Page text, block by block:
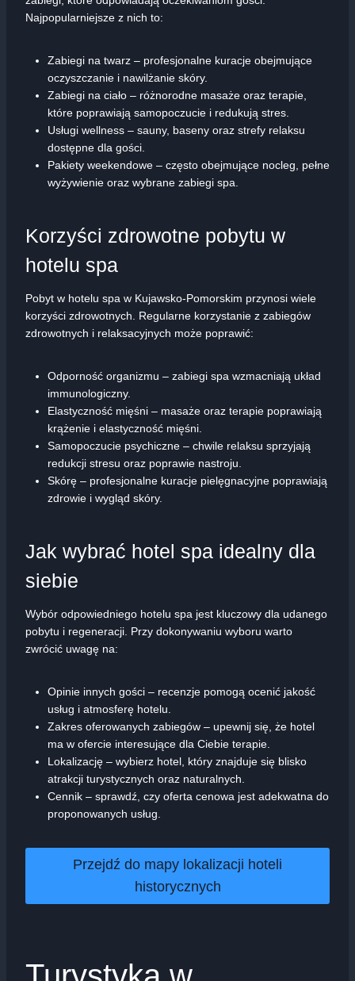
Najpopularniejsze z nich to:
Zabiegi na twarz – profesjonalne kuracje obejmujące
oczyszczanie i nawilżanie skóry.
Zabiegi na ciało – różnorodne masaże oraz terapie,
które poprawiają samopoczucie i redukują stres.
Usługi wellness – sauny, baseny oraz strefy relaksu
dostępne dla gości.
Pakiety weekendowe – często obejmujące nocleg, pełne
wyżywienie oraz wybrane zabiegi spa.
Korzyści zdrowotne pobytu w
hotelu spa
Pobyt w hotelu spa w Kujawsko-Pomorskim przynosi wiele
korzyści zdrowotnych. Regularne korzystanie z zabiegów
zdrowotnych i relaksacyjnych może poprawić:
Odporność organizmu – zabiegi spa wzmacniają układ
immunologiczny.
Elastyczność mięśni – masaże oraz terapie poprawiają
krążenie i elastyczność mięśni.
Samopoczucie psychiczne – chwile relaksu sprzyjają
redukcji stresu oraz poprawie nastroju.
Skórę – profesjonalne kuracje pielęgnacyjne poprawiają
zdrowie i wygląd skóry.
Jak wybrać hotel spa idealny dla
siebie
Wybór odpowiedniego hotelu spa jest kluczowy dla udanego
pobytu i regeneracji. Przy dokonywaniu wyboru warto
zwrócić uwagę na:
Opinie innych gości – recenzje pomogą ocenić jakość
usług i atmosferę hotelu.
Zakres oferowanych zabiegów – upewnij się, że hotel
ma w ofercie interesujące dla Ciebie terapie.
Lokalizację – wybierz hotel, który znajduje się blisko
atrakcji turystycznych oraz naturalnych.
Cennik – sprawdź, czy oferta cenowa jest adekwatna do
proponowanych usług.
Przejdź do mapy lokalizacji hoteli
historycznych